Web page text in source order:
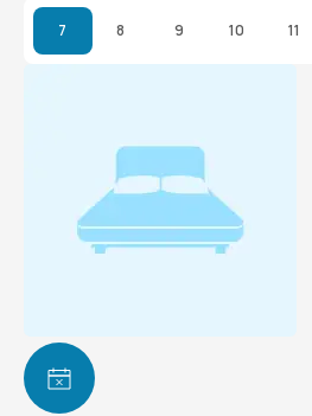
7 8 9 10 11